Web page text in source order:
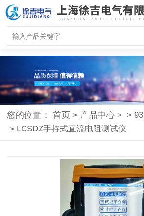
您的位置： 首页 > 产品中心 > >
> LCSDZ手持式直流电阻测试仪